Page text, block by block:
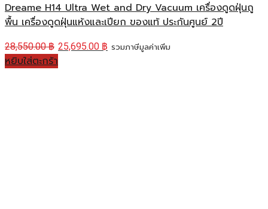
Dreame H14 Ultra Wet and Dry Vacuum เครื่องดูดฝุ่นถู
พื้น เครื่องดูดฝุ่นแห้งและเปียก ของแท้ ประกันศูนย์ 2ปี
28,550.00฿ 25,695.00 ฿ รวมภาษีมูลค่าเพิ่ม
หยิบใส่ตะกร้า